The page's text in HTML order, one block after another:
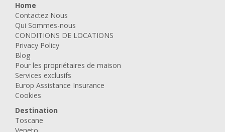
Home
Contactez Nous
Qui Sommes-nous
CONDITIONS DE LOCATIONS
Privacy Policy
Blog
Pour les propriétaires de maison
Services exclusifs
Europ Assistance Insurance
Cookies
Destination
Toscane